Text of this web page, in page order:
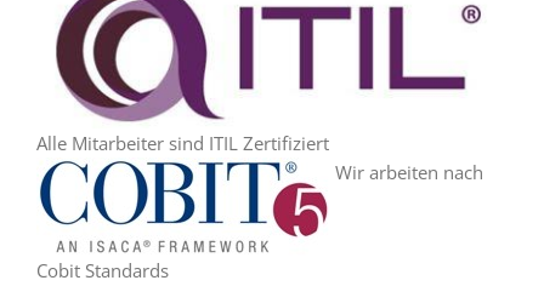
Alle Mitarbeiter sind ITIL Zertifiziert
Wir arbeiten nach
Cobit Standards